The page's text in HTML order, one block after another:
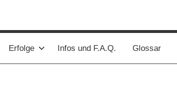
Erfolge Infos und F.A.Q. Glossar